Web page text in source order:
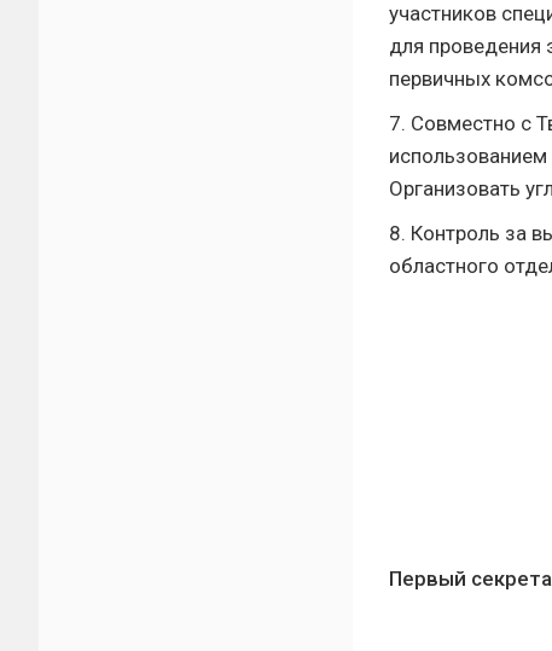
участников
для проведения
первичных
7. Совместно с
использованием
Организовать
8. Контроль за
областного
Первый